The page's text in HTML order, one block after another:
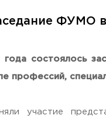
хозяйство
ФУМО
состоялось
профессий,
участие